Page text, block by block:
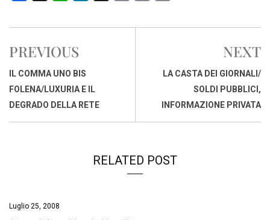
c
b
o
o
k
a
s
A
p
p
n
I
n
r
a
p
i
PREVIOUS
IL COMMA UNO BIS
FOLENA/LUXURIA E IL
DEGRADO DELLA RETE
NEXT
LA CASTA DEI GIORNALI/
SOLDI PUBBLICI,
INFORMAZIONE PRIVATA
RELATED POST
Luglio 25, 2008